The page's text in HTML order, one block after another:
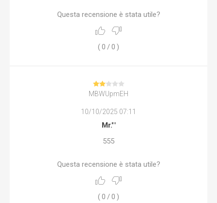
Questa recensione è stata utile?
(0 /0 )
MBWUpmEH
10/10/2025 07:11
Mr.'"
555
Questa recensione è stata utile?
(0 /0 )